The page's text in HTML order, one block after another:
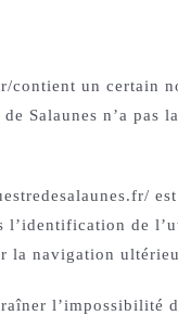
contient un certain
Salaunes n’a
de
la navigation
l’impossibilité